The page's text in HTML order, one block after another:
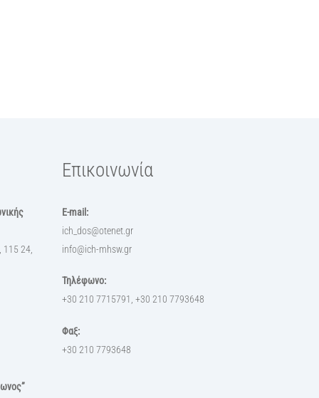
115 24,
Επικοινωνία
E-mail:
ich_dos@otenet.gr
info@ich-mhsw.gr
Τηλέφωνο:
+30 210 7715791, +30 210 7793648
Φαξ:
+30 210 7793648